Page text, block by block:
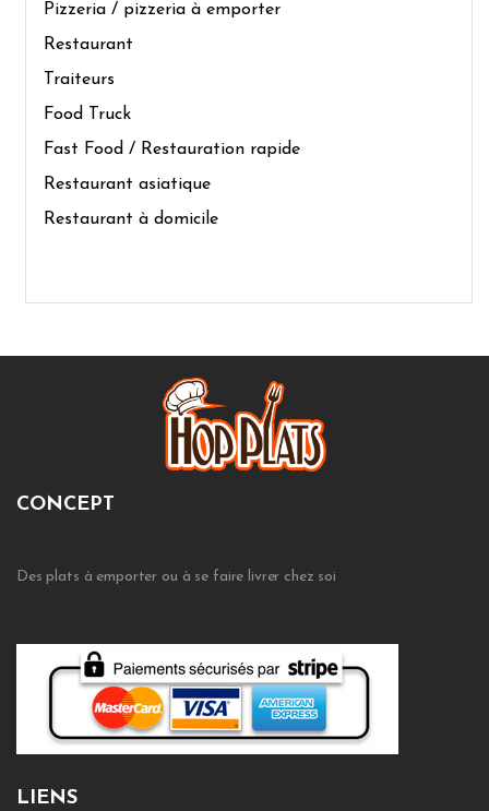
Pizzeria / pizzeria à emporter
Restaurant
Traiteurs
Food Truck
Fast Food / Restauration rapide
Restaurant asiatique
Restaurant à domicile
CONCEPT
Des plats à emporter ou à se faire livrer chez soi
LIENS